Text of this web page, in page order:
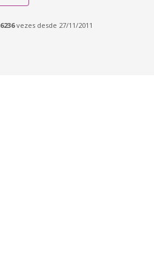
6236vezes desde 27/11/2011